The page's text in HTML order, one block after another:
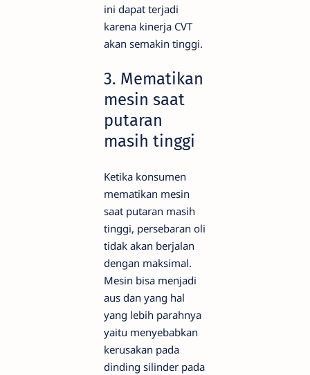
ini dapat terjadi
karena kinerja CVT
akan semakin tinggi.
3. Mematikan
mesin saat
putaran
masih tinggi
Ketika konsumen
mematikan mesin
saat putaran masih
tinggi, persebaran oli
tidak akan berjalan
dengan maksimal.
Mesin bisa menjadi
aus dan yang hal
yang lebih parahnya
yaitu menyebabkan
kerusakan pada
dinding silinder pada